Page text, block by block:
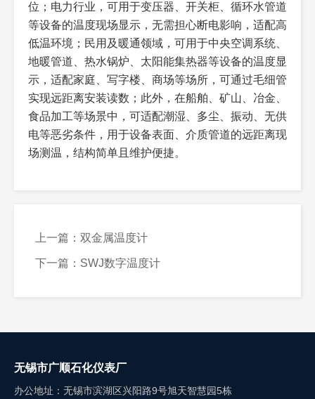
位；电力行业，可用于变压器、开关柜、循环水管道
等设备的温度现场显示，无需担心断电影响，适配高
低温环境；民用及暖通领域，可用于中央空调系统、
地暖管道、热水锅炉、太阳能集热器等设备的温度显
示，适配家庭、写字楼、商场等场所，可通过毛细管
实现远距离安装读数；此外，在船舶、矿山、冶金、
食品加工等场景中，可适配潮湿、多尘、振动、无供
电等恶劣条件，用于设备表面、介质管道的远距离现
场测温，结构简单且维护便捷。
感温介质
WTZ型：惰性气体（氮
气）；WTQ型：低沸点蒸汽
（氯甲烷、乙醚）
气体式抗过温能力强，
蒸汽式测温灵敏度高，
适配不同温度响应需求
刻度盘
直径：60MM、100MM、
150MM；材质：铝合金/工
程塑料；刻度：防雾清晰
远距离读数选
100/150MM直径，户外
递增）
安装方式
螺纹（M16×1.5、
操作注意事项
上一篇：双金属温度计
下一篇：SWJ数字温度计
无锡市广顺石化仪表厂
办公地址：无锡市滨湖区兴阳路9号旭天智慧园5栋